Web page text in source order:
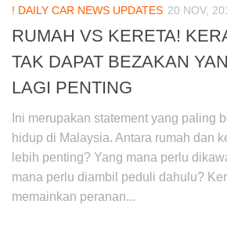
! DAILY CAR NEWS UPDATES 20 NOV,
RUMAH VS KERETA!
TAK DAPAT BEZAKAN
LAGI PENTING
Ini merupakan statement yang paling
hidup di Malaysia. Antara rumah dan
lebih penting? Yang mana perlu
mana perlu diambil peduli dahulu?
memainkan peranan...